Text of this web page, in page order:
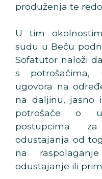
produženja te
U tim
sudu u Beču
Sofatutor naloži
s potrošačima,
ugovora na
na daljinu, jasno
potrošače o
postupcima
odustajanja od
na
odustajanje ili